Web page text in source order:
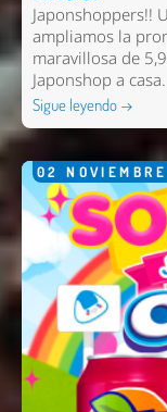
Japonshoppers!!
ampliamos la
maravillosa de
Japonshop a
Sigue leyendo →
02 NOVIEMBRE